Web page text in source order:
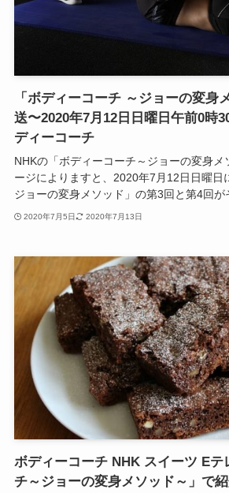
「ボディーコーチ ～ジョーの変身
送〜2020年7月12日日曜日午前0時
ディーコーチ
NHKの「ボディーコーチ～ジョーの変身
ージによりますと、2020年7月12日日曜日
ジョーの変身メソッド」の第3回と第4回が
2020年7月5日 2020年7月13日
ボディーコーチ NHK スイーツ Eテ
チ～ジョーの変身メソッド～」で